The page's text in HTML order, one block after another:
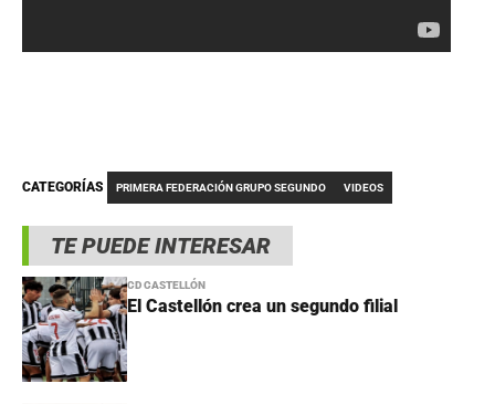
TE PUEDE INTERESAR
CD CASTELLÓN
El Castellón crea un segundo filial
CATEGORÍAS PRIMERA FEDERACIÓN GRUPO SEGUNDO VIDEOS